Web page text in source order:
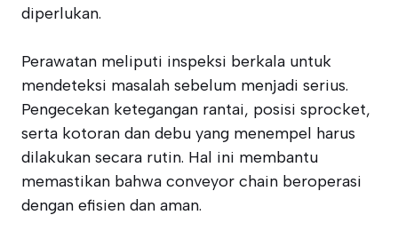
diperlukan.
Perawatan meliputi inspeksi berkala untuk
mendeteksi masalah sebelum menjadi serius.
Pengecekan ketegangan rantai, posisi sprocket,
serta kotoran dan debu yang menempel harus
dilakukan secara rutin. Hal ini membantu
memastikan bahwa conveyor chain beroperasi
dengan efisien dan aman.